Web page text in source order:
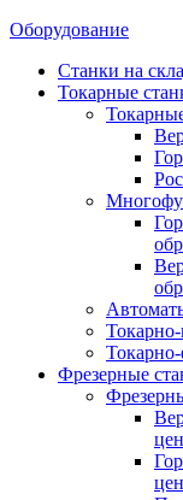
Оборудование
Станки на
Токарные
Фрезерные